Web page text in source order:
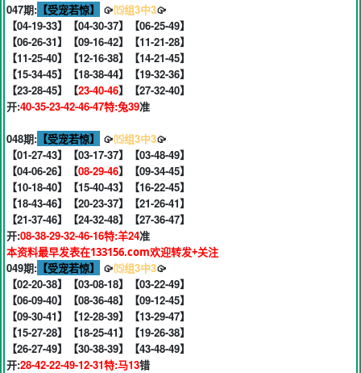
047期: 【受宠若惊】 🥠⒂组3中3🥠
【04-19-33】【04-30-37】【06-25-49】
【06-26-31】【09-16-42】【11-21-28】
【11-25-40】【12-16-38】【14-21-45】
【15-34-45】【18-38-44】【19-32-36】
【23-28-45】【23-40-46】【27-32-40】
开:40-35-23-42-46-47特:兔39准
048期: 【受宠若惊】 🥠⒂组3中3🥠
【01-27-43】【03-17-37】【03-48-49】
【04-06-26】【08-29-46】【09-34-45】
【10-18-40】【15-40-43】【16-22-45】
【18-43-46】【20-23-37】【21-26-41】
【21-37-46】【24-32-48】【27-36-47】
开:08-38-29-32-46-16特:羊24准
本资料最早发表在133156.com欢迎转发+关注
049期: 【受宠若惊】 🥠⒂组3中3🥠
【02-20-38】【03-08-18】【03-22-49】
【06-09-40】【08-36-48】【09-12-45】
【09-30-41】【12-28-39】【13-29-47】
【15-27-28】【18-25-41】【19-26-38】
【26-27-49】【30-38-39】【43-48-49】
开:28-42-22-49-12-31特:马13错